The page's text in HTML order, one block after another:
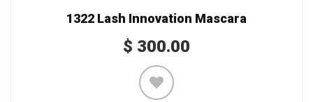
1322 Lash Innovation Mascara
$ 300.00